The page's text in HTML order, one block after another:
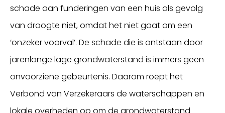
schade aan funderingen van een huis als gevolg
van droogte niet, omdat het niet gaat om een
‘onzeker voorval’. De schade die is ontstaan door
jarenlange lage grondwaterstand is immers geen
onvoorziene gebeurtenis. Daarom roept het
Verbond van Verzekeraars de waterschappen en